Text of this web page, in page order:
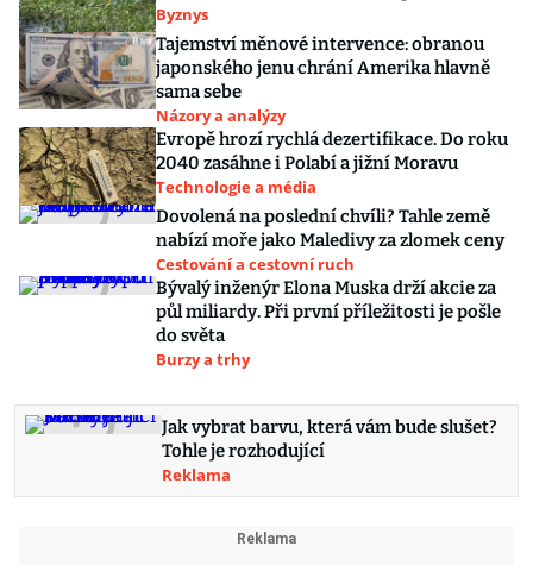
Byznys
Tajemství měnové intervence: obranou
japonského jenu chrání Amerika hlavně
sama sebe
Názory a analýzy
Evropě hrozí rychlá dezertifikace. Do roku
2040 zasáhne i Polabí a jižní Moravu
Technologie a média
Dovolená na poslední chvíli? Tahle země
nabízí moře jako Maledivy za zlomek ceny
Cestování a cestovní ruch
Bývalý inženýr Elona Muska drží akcie za
půl miliardy. Při první příležitosti je pošle
do světa
Burzy a trhy
Jak vybrat barvu, která vám bude slušet?
Tohle je rozhodující
Reklama